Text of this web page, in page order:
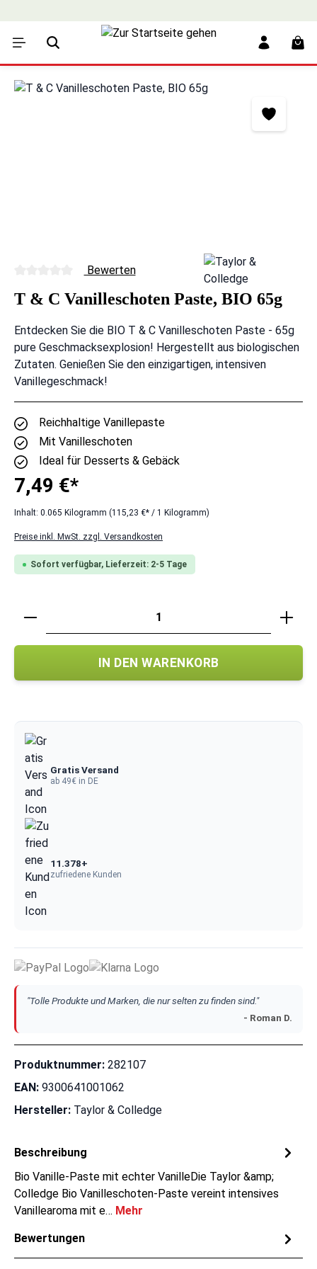
Bildergalerie überspringen
Durchschnittliche Bewertung von 0 von 5 Sternen
Bewerten
T & C Vanilleschoten Paste, BIO 65g
Entdecken Sie die BIO T & C Vanilleschoten Paste - 65g
pure Geschmacksexplosion! Hergestellt aus biologischen
Zutaten. Genießen Sie den einzigartigen, intensiven
Vanillegeschmack!
Reichhaltige Vanillepaste
Mit Vanilleschoten
Ideal für Desserts & Gebäck
7,49 €*
Inhalt: 0.065 Kilogramm (115,23 €* / 1 Kilogramm)
Preise inkl. MwSt. zzgl. Versandkosten
Sofort verfügbar, Lieferzeit: 2-5 Tage
Produkt Anzahl: Gib den gewünschten
IN DEN WARENKORB
Gratis Versand
ab 49€ in DE
11.378+
zufriedene Kunden
"Tolle Produkte und Marken, die nur selten zu finden sind."
- Roman D.
Produktnummer: 282107
EAN: 9300641001062
Hersteller: Taylor & Colledge
Beschreibung
Bio Vanille-Paste mit echter VanilleDie Taylor &amp;
Colledge Bio Vanilleschoten-Paste vereint intensives
Vanillearoma mit e… Mehr
Bewertungen